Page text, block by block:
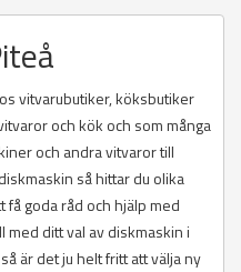
vitvarubutiker, köksbutiker
och kök och som många
och andra vitvaror till
så hittar du olika
goda råd och hjälp med
med ditt val av diskmaskin i
är det ju helt fritt att välja ny